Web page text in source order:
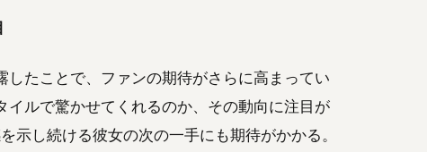
たことで、ファンの期待がさらに高まってい
ルで驚かせてくれるのか、その動向に注目が
し続ける彼女の次の一手にも期待がかかる。